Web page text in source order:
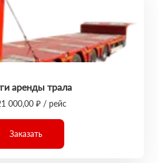
аренды трала
000,00 ₽ / рейс
Заказать